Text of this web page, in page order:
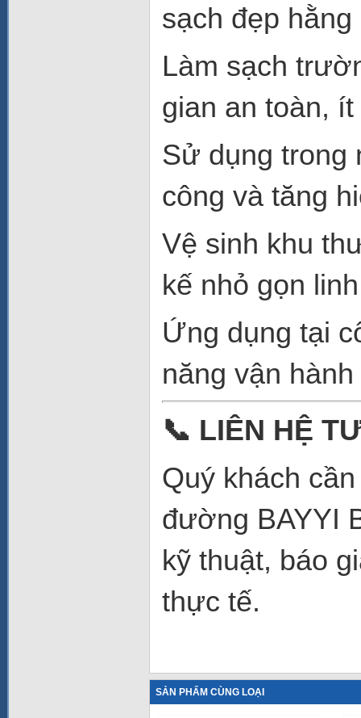
sạch đẹp hằng
Làm sạch
gian an toàn, ít
Sử dụng trong
công và tăng
Vệ sinh khu
kế nhỏ gọn
Ứng dụng tại
năng vận
📞 LIÊN HỆ
Quý khách
đường BAYYI
kỹ thuật, báo
thực tế.
SẢN PHẨM CÙNG LOẠI